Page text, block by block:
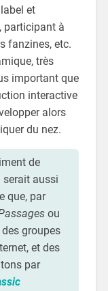
et
participant à
fanzines, etc.
très
important que
interactive
alors
du nez.
de
serait aussi
que, par
ou
groupes
et des
par